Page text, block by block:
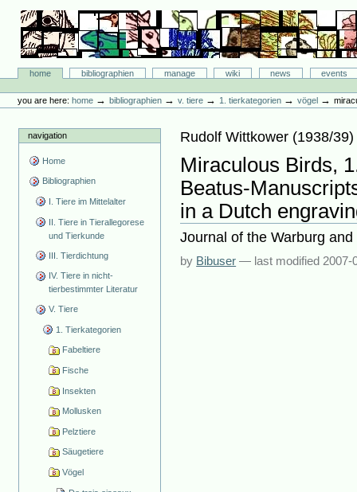
content.
navigation
Bibliographie-Portal
Sectionshome bibliographien manage wiki news
events
tools
you are here: home →bibliographien →v. tiere →1. tierkategorien →vögel →
navigation
Home
Bibliographien
I. Tiere im Mittelalter
II. Tiere in Tierallegorese
und Tierkunde
III. Tierdichtung
IV. Tiere in nicht-
tierbestimmter Literatur
V. Tiere
1. Tierkategorien
Fabeltiere
Fische
Insekten
Mollusken
Pelztiere
Säugetiere
Vögel
Rudolf Wittkower (1938/39)
Miraculous Birds,
Beatus-
in a Dutch
Journal of the Warburg
by Bibuser — last modified 2007-